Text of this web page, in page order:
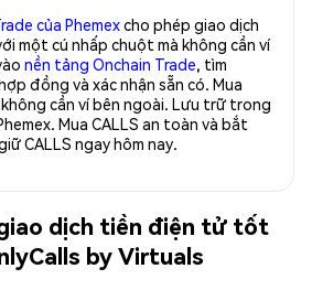
của Phemexcho phép giao dịch
một cú nhấp chuột mà không cần ví
nền tảng Onchain Trade, tìm
đồng và xác nhận sẵn có. Mua
cần ví bên ngoài. Lưu trữ trong
Mua CALLS an toàn và bắt
CALLS ngay hôm nay.
dịch tiền điện tử tốt
by Virtuals